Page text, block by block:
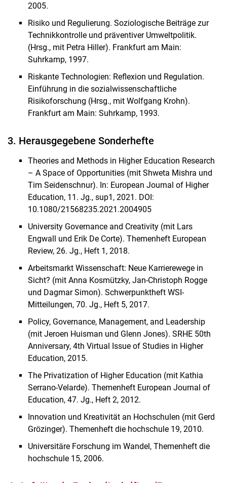
2005.
Risiko und Regulierung. Soziologische Beiträge zur
Technikkontrolle und präventiver Umweltpolitik.
(Hrsg., mit Petra Hiller). Frankfurt am Main:
Suhrkamp, 1997.
Riskante Technologien: Reflexion und Regulation.
Einführung in die sozialwissenschaftliche
Risikoforschung (Hrsg., mit Wolfgang Krohn).
Frankfurt am Main: Suhrkamp, 1993.
3. Herausgegebene Sonderhefte
Theories and Methods in Higher Education Research
– A Space of Opportunities (mit Shweta Mishra und
Tim Seidenschnur). In: European Journal of Higher
Education, 11. Jg., sup1, 2021. DOI:
10.1080/21568235.2021.2004905
University Governance and Creativity (mit Lars
Engwall und Erik De Corte). Themenheft European
Review, 26. Jg., Heft 1, 2018.
Arbeitsmarkt Wissenschaft: Neue Karrierewege in
Sicht? (mit Anna Kosmützky, Jan-Christoph Rogge
und Dagmar Simon). Schwerpunktheft WSI-
Mitteilungen, 70. Jg., Heft 5, 2017.
Policy, Governance, Management, and Leadership
(mit Jeroen Huisman und Glenn Jones). SRHE 50th
Anniversary, 4th Virtual Issue of Studies in Higher
Education, 2015.
The Privatization of Higher Education (mit Kathia
Serrano-Velarde). Themenheft European Journal of
Education, 47. Jg., Heft 2, 2012.
Innovation und Kreativität an Hochschulen (mit Gerd
Grözinger). Themenheft die hochschule 19, 2010.
Universitäre Forschung im Wandel, Themenheft die
hochschule 15, 2006.